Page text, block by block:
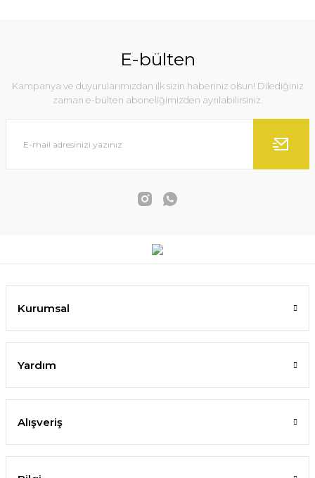
E-bülten
Kampanya ve duyurularımızdan ilk sizin haberiniz olsun! Dilediğiniz
zaman e-bülten aboneliğimizden ayrılabilirsiniz.
Kurumsal
Yardım
Alışveriş